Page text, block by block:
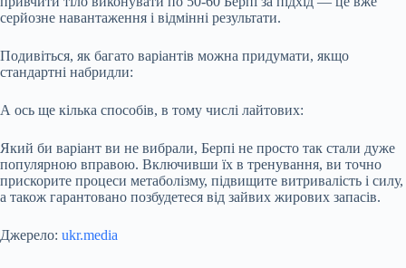
серйозне навантаження і відмінні результати.
Подивіться, як багато варіантів можна придумати, якщо
стандартні набридли:
А ось ще кілька способів, в тому числі лайтових:
Який би варіант ви не вибрали, Берпі не просто так стали дуже
популярною вправою. Включивши їх в тренування, ви точно
прискорите процеси метаболізму, підвищите витривалість і силу,
а також гарантовано позбудетеся від зайвих жирових запасів.
Джерело: ukr.media